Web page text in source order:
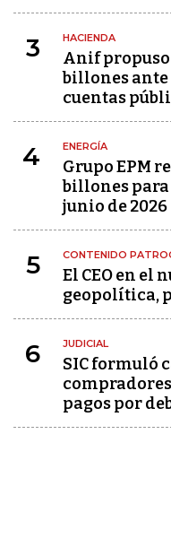
3 HACIENDA
Anif propuso
billones ante
cuentas
4 ENERGÍA
Grupo EPM
billones para
junio de 2026
5 CONTENIDO
El CEO en el
geopolítica,
6 JUDICIAL
SIC formuló
pagos por